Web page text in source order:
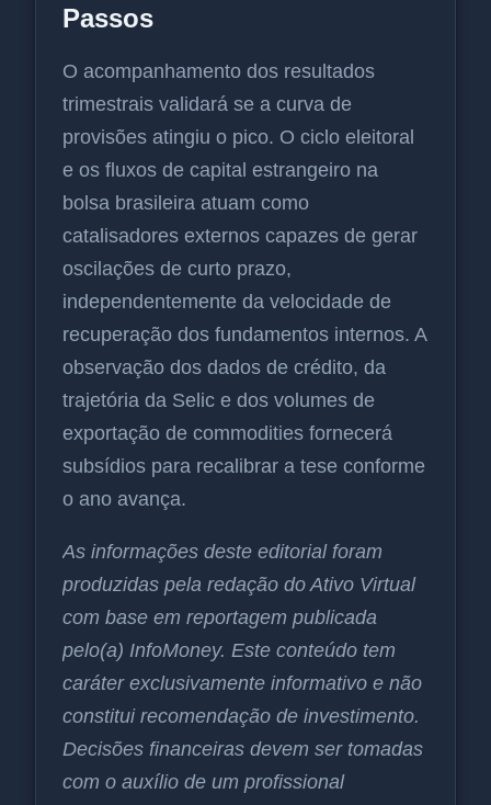
Passos
O acompanhamento dos resultados
trimestrais validará se a curva de
provisões atingiu o pico. O ciclo eleitoral
e os fluxos de capital estrangeiro na
bolsa brasileira atuam como
catalisadores externos capazes de gerar
oscilações de curto prazo,
independentemente da velocidade de
recuperação dos fundamentos internos. A
observação dos dados de crédito, da
trajetória da Selic e dos volumes de
exportação de commodities fornecerá
subsídios para recalibrar a tese conforme
o ano avança.
As informações deste editorial foram
produzidas pela redação do Ativo Virtual
com base em reportagem publicada
pelo(a) InfoMoney. Este conteúdo tem
caráter exclusivamente informativo e não
constitui recomendação de investimento.
Decisões financeiras devem ser tomadas
com o auxílio de um profissional